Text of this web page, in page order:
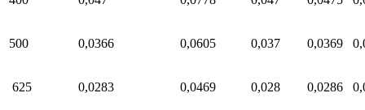
500 0,0366 0,0605 0,037 0,0369
625 0,0283 0,0469 0,028 0,0286